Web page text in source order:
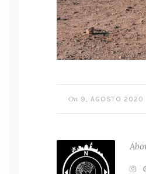
On 9, AGOSTO 2020